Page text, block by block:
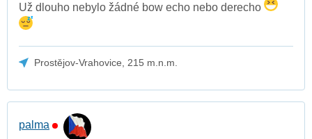
Už dlouho nebylo žádné bow echo nebo derecho
Prostějov-Vrahovice, 215 m.n.m.
palma